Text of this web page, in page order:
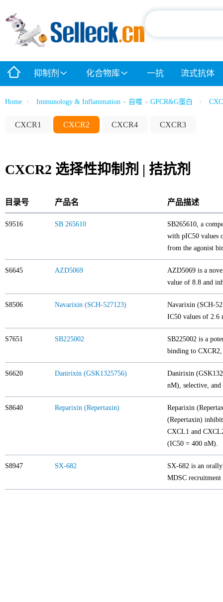
抑制剂 化合物库 一抗 流式抗体
Home Immunology & Inflammation - 自噬 - GPCR&G蛋白
CXCR1 CXCR2 CXCR4 CXCR3
CXCR2 选择性抑制剂 | 拮抗剂
目录号 产品名 产品描述
S9516 SB 265610
SB265610, a
with pIC50 values
from the agonist
S6645 AZD5069
AZD5069 is a
value of 8.8 and
S8506 Navarixin (SCH-527123)
Navarixin (SCH-
IC50 values of 2.6
S7651 SB225002
SB225002 is a
binding to
S6620 Danirixin (GSK1325756)
Danirixin
nM), selective,
S8640 Reparixin (Repertaxin)
Reparixin
(Repertaxin)
CXCL1 and
(IC50 = 400 nM).
S8947 SX-682
SX-682 is an
MDSC recruitment